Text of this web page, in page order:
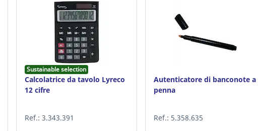
Sustainable selection
Calcolatrice da tavolo Lyreco
12 cifre
Ref.: 3.343.391
Autenticatore di banconote a
penna
Ref.: 5.358.635